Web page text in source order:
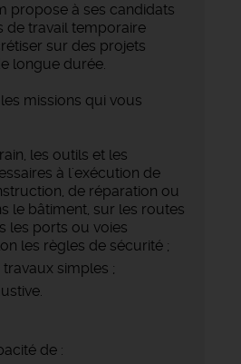
propose à ses candidats
de travail temporaire
sur des projets
longue durée.
missions qui vous
les outils et les
à l'exécution de
de réparation ou
le bâtiment, sur les routes
les ports ou voies
les règles de sécurité ;
simples ;
de :